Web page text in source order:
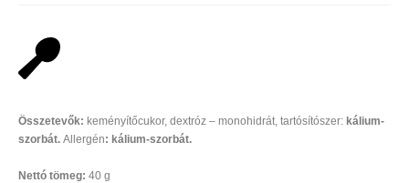
Összetevők: keményítőcukor, dextróz – monohidrát, tartósítószer: kálium-
szorbát. Allergén: kálium-szorbát.
Nettó tömeg: 40 g